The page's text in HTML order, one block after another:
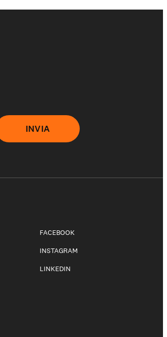
INVIA
FACEBOOK
INSTAGRAM
LINKEDIN